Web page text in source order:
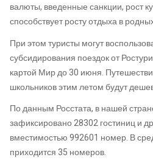
валюты, введенные санкции, рост
способствует росту отдыха в
При этом туристы могут
субсидирования поездок от
картой Мир до 30 июня.
школьников этим летом будут
По данным Росстата, в нашей
зафиксировано 28302 гостиниц и
вместимостью 992601 номер. В
приходится 35 номеров.